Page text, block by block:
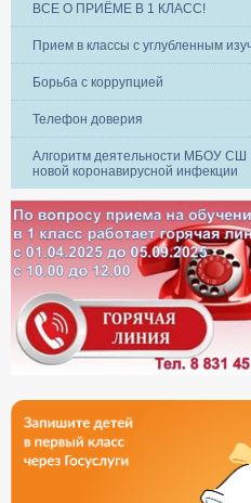
ВСЕ О ПРИЁМЕ В 1 КЛАСС!
Прием в классы с углубленным
Борьба с коррупцией
Телефон доверия
Алгоритм деятельности МБОУ СШ
новой коронавирусной инфекции